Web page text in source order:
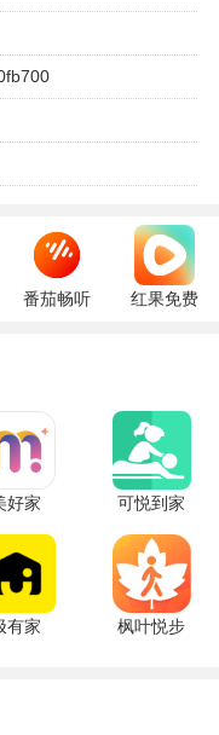
番茄畅听
红果免费
好家
安卓
版
可悦到家
2.0.25 安卓
版
有家
枫叶悦步